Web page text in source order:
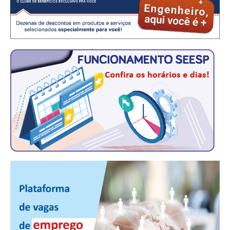
CURSOS
ENGENHEIRO EMPREENDEDOR
SEESP EDUCAÇÃO
PLATAFORMAS GRATUITAS
BENEFÍCIOS
APOSENTADORIA
CONVÊNIOS
CAMPANHAS SALARIAIS